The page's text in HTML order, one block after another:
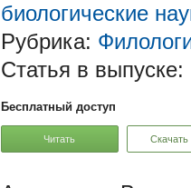
биологические
Рубрика:
Статья в выпуске:
Бесплатный доступ
Читать Скачать